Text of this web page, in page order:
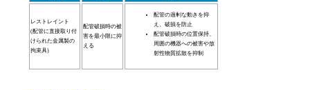
レストレイント
(配管に直接取り付
けられた金属製の
拘束具)
配管破損時の被
害を最小限に抑
える
配管の過剰な動きを抑
え、破損を防止
配管破損時の位置保持、
周囲の機器への被害や放
射性物質拡散を抑制